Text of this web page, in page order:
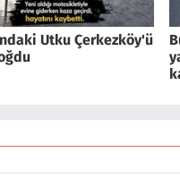
Utku Çerkezköy'ü